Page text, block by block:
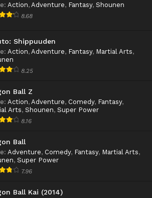
: Action, Adventure, Fantasy, Shounen
8.68
Shippuuden
: Action, Adventure, Fantasy, Martial Arts,
8.25
Ball Z
: Action, Adventure, Comedy, Fantasy,
Arts, Shounen, Super Power
8.16
Ball
: Adventure, Comedy, Fantasy, Martial Arts,
, Super Power
7.96
Ball Kai (2014)